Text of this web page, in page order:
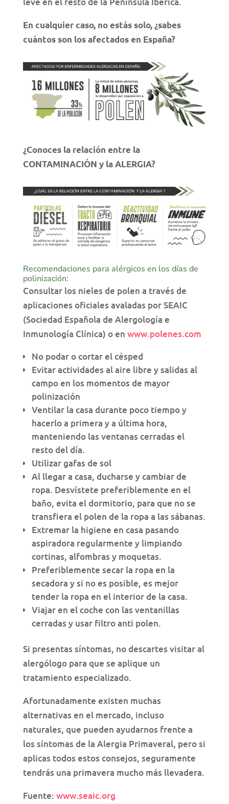
En cualquier caso, no estás solo, ¿sabes
cuántos son los afectados en España?
¿Conoces la relación entre la
CONTAMINACIÓN y la ALERGIA?
Recomendaciones para alérgicos en los días de
polinización:
Consultar los nieles de polen a través de
aplicaciones oficiales avaladas por SEAIC
(Sociedad Española de Alergología e
Inmunología Clínica) o en www.polenes.com
No podar o cortar el césped
Evitar actividades al aire libre y salidas al
campo en los momentos de mayor
polinización
Ventilar la casa durante poco tiempo y
hacerlo a primera y a última hora,
manteniendo las ventanas cerradas el
resto del día.
Utilizar gafas de sol
Al llegar a casa, ducharse y cambiar de
ropa. Desvístete preferiblemente en el
baño, evita el dormitorio, para que no se
transfiera el polen de la ropa a las sábanas.
Extremar la higiene en casa pasando
aspiradora regularmente y limpiando
cortinas, alfombras y moquetas.
Preferiblemente secar la ropa en la
secadora y si no es posible, es mejor
tender la ropa en el interior de la casa.
Viajar en el coche con las ventanillas
cerradas y usar filtro anti polen.
Si presentas síntomas, no descartes visitar al
alergólogo para que se aplique un
tratamiento especializado.
Afortunadamente existen muchas
alternativas en el mercado, incluso
naturales, que pueden ayudarnos frente a
los síntomas de la Alergia Primaveral, pero si
aplicas todos estos consejos, seguramente
tendrás una primavera mucho más llevadera.
Fuente: www.seaic.org